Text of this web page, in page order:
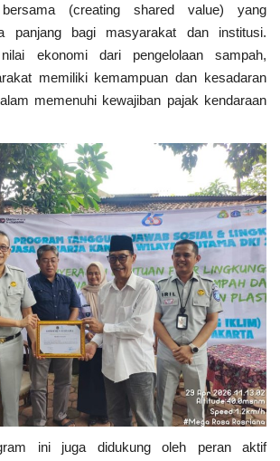
(creating shared value) yang
panjang bagi masyarakat dan institusi.
ekonomi dari pengelolaan sampah,
memiliki kemampuan dan kesadaran
memenuhi kewajiban pajak kendaraan
ini juga didukung oleh peran aktif